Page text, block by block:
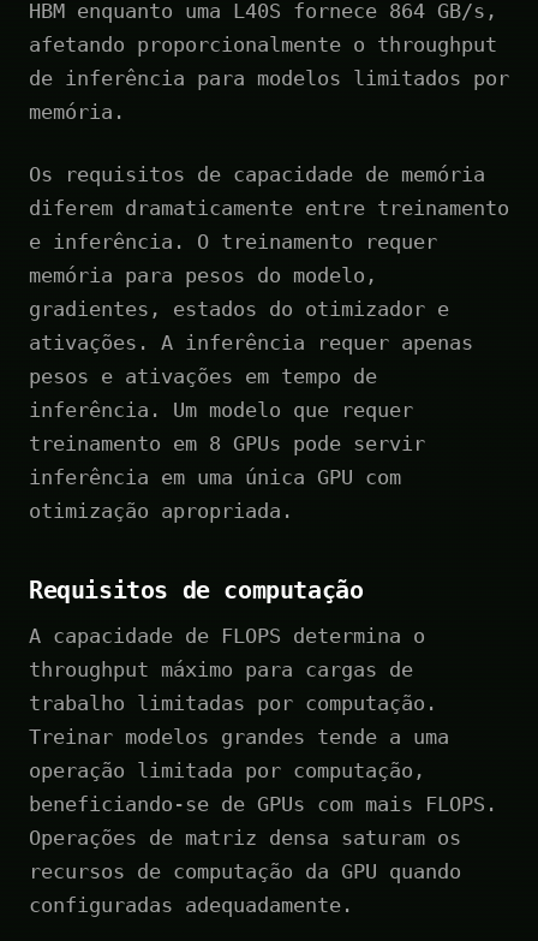
HBM enquanto uma L40S fornece 864 GB/s,
afetando proporcionalmente o throughput
de inferência para modelos limitados por
memória.
Os requisitos de capacidade de memória
diferem dramaticamente entre treinamento
e inferência. O treinamento requer
memória para pesos do modelo,
gradientes, estados do otimizador e
ativações. A inferência requer apenas
pesos e ativações em tempo de
inferência. Um modelo que requer
treinamento em 8 GPUs pode servir
inferência em uma única GPU com
otimização apropriada.
Requisitos de computação
A capacidade de FLOPS determina o
throughput máximo para cargas de
trabalho limitadas por computação.
Treinar modelos grandes tende a uma
operação limitada por computação,
beneficiando-se de GPUs com mais FLOPS.
Operações de matriz densa saturam os
recursos de computação da GPU quando
configuradas adequadamente.